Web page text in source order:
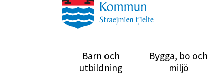
Barn och
utbild­ning
Bygga, bo och
miljö